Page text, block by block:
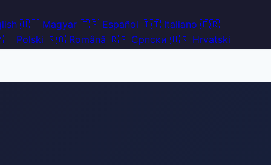
🇭🇺 Magyar 🇪🇸 Español 🇮🇹 Italiano 🇫🇷
Polski 🇷🇴 Română 🇷🇸 Српски 🇭🇷 Hrvatski